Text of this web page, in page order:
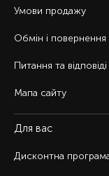
Умови продажу
Обмін і повернення
Питання та відповіді
Мапа сайту
Для вас
Дисконтна